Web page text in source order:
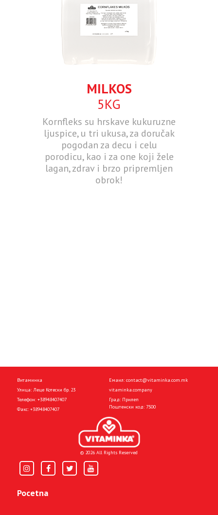
MILKOS
5KG
Kornfleks su hrskave kukuruzne
ljuspice, u tri ukusa, za doručak
pogodan za decu i celu
porodicu, kao i za one koji žele
lagan, zdrav i brzo pripremljen
obrok!
Витаминка
Улица: Леце Котески бр. 23
Телефон: +38948407407
Факс: +38948407407
Емаил: contact@vitaminka.com.mk
vitaminka.company
Град: Прилеп
Поштенски код: 7500
© 2026 All Rights Reserved
Pocetna